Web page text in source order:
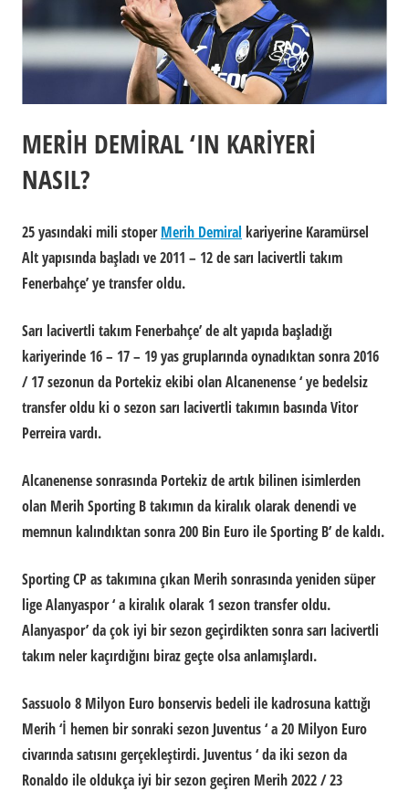
MERİH DEMİRAL ‘IN KARİYERİ
NASIL?
25 yasındaki mili stoperMerih Demiral kariyerine Karamürsel
Alt yapısında başladı ve 2011 – 12 de sarı lacivertli takım
Fenerbahçe’ ye transfer oldu.
Sarı lacivertli takım Fenerbahçe’ de alt yapıda başladığı
kariyerinde 16 – 17 – 19 yas gruplarında oynadıktan sonra 2016
/ 17 sezonun da Portekiz ekibi olan Alcanenense ‘ ye bedelsiz
transfer oldu ki o sezon sarı lacivertli takımın basında Vitor
Perreira vardı.
Alcanenense sonrasında Portekiz de artık bilinen isimlerden
olan Merih Sporting B takımın da kiralık olarak denendi ve
memnun kalındıktan sonra 200 Bin Euro ile Sporting B’ de kaldı.
Sporting CP as takımına çıkan Merih sonrasında yeniden süper
lige Alanyaspor ‘ a kiralık olarak 1 sezon transfer oldu.
Alanyaspor’ da çok iyi bir sezon geçirdikten sonra sarı lacivertli
takım neler kaçırdığını biraz geçte olsa anlamışlardı.
Sassuolo 8 Milyon Euro bonservis bedeli ile kadrosuna kattığı
Merih ‘İ hemen bir sonraki sezon Juventus ‘ a 20 Milyon Euro
civarında satısını gerçekleştirdi. Juventus ‘ da iki sezon da
Ronaldo ile oldukça iyi bir sezon geçiren Merih 2022 / 23